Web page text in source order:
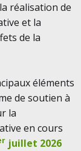
réalisation de
et la
de la
éléments
de soutien à
la
en cours
juillet 2026